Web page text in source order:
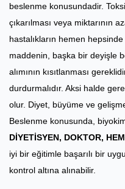
beslenme konusundadir.
çıkarılması veya miktarının
hastalıkların hemen
maddenin, başka bir deyişle
alımının kısıtlanması
durdurmalıdır. Aksi halde
olur. Diyet, büyüme ve
Beslenme konusunda,
DİYETİSYEN, DOKTOR,
iyi bir eğitimle başarılı bir
kontrol altına alınabilir.